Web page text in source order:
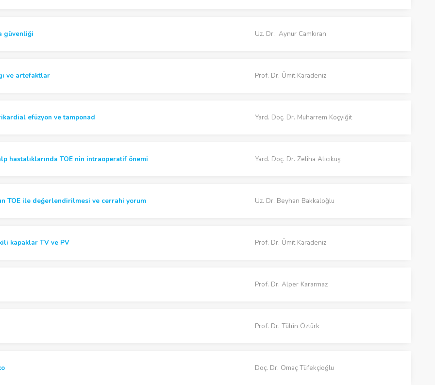
güvenliği Uz. Dr. Aynur Camkıran
ve artefaktlar Prof. Dr. Ümit Karadeniz
efüzyon ve tamponad Yard. Doç. Dr. Muharrem Koçyiğit
hastalıklarında TOE nin intraoperatif önemi Yard. Doç. Dr. Zeliha Alıcıkuş
TOE ile değerlendirilmesi ve cerrahi yorum Uz. Dr. Beyhan Bakkaloğlu
kapaklar TV ve PV Prof. Dr. Ümit Karadeniz
Prof. Dr. Alper Kararmaz
Prof. Dr. Tülün Öztürk
Doç. Dr. Omaç Tüfekçioğlu